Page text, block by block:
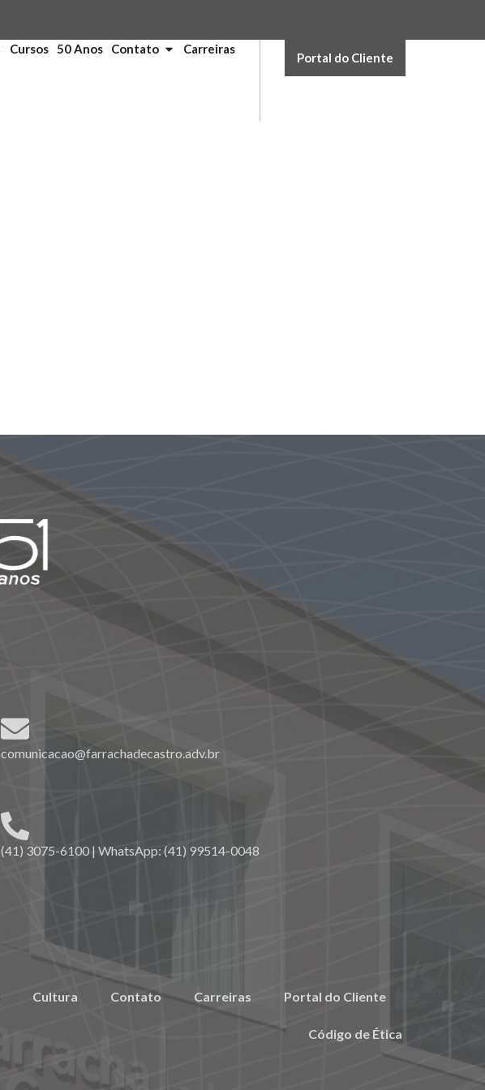
Cursos 50 Anos Contato Carreiras
Portal do Cliente
comunicacao@farrachadecastro.adv.br
(41) 3075-6100 | WhatsApp: (41) 99514-0048
Cultura Contato Carreiras Portal do Cliente
Código de Ética